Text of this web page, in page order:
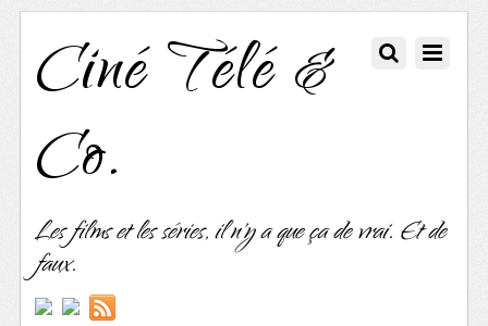
Ciné Télé &
Co.
Les films et les séries, il n'y a que ça de vrai. Et de
faux.